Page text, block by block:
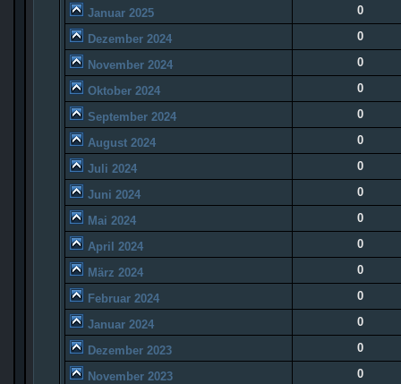
Januar 2025 0
Dezember 2024 0
November 2024 0
Oktober 2024 0
September 2024 0
August 2024 0
Juli 2024 0
Juni 2024 0
Mai 2024 0
April 2024 0
März 2024 0
Februar 2024 0
Januar 2024 0
Dezember 2023 0
November 2023 0